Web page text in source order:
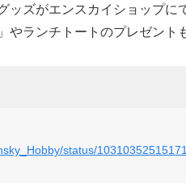
ッズがエンスカイショップに
やランチトートのプレゼント
status/